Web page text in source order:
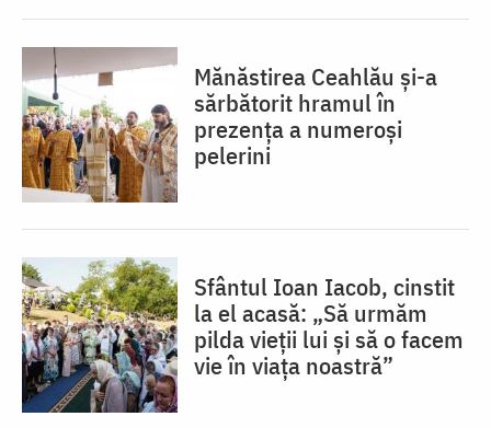
Mănăstirea Ceahlău și-a
sărbătorit hramul în
prezența a numeroși
pelerini
Sfântul Ioan Iacob, cinstit
la el acasă: „Să urmăm
pilda vieții lui și să o facem
vie în viața noastră”